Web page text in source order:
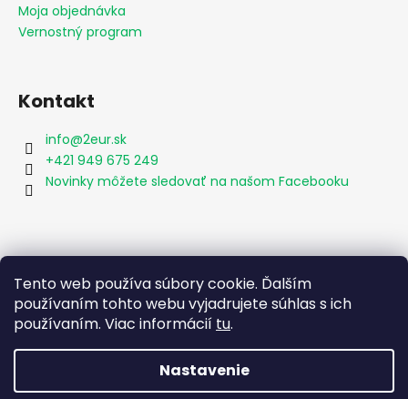
Tento web používa súbory cookie. Ďalším
používaním tohto webu vyjadrujete súhlas s ich
používaním. Viac informácií tu.
Nastavenie
Moja objednávka
Vernostný program
Kontakt
info@2eur.sk
+421 949 675 249
Novinky môžete sledovať na našom Facebooku